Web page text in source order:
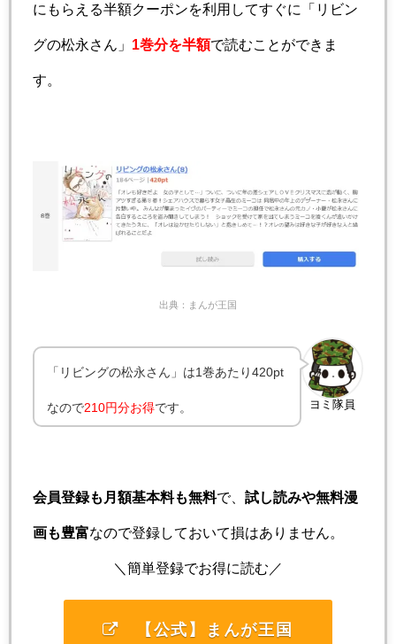
にもらえる半額クーポンを利用してすぐに「リビン
グの松永さん」 1巻分を半額で読むことができま
す。
出典：まんが王国
ヨミ隊員
「リビングの松永さん」は1巻あたり420pt
なので210円分お得です。
会員登録も月額基本料も無料で、 試し読みや無料漫
画も豊富なので登録しておいて損はありません。
＼簡単登録でお得に読む／
【公式】まんが王国